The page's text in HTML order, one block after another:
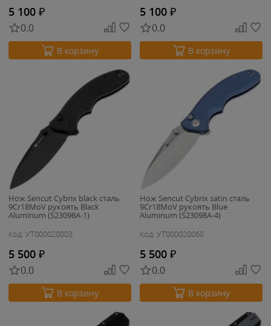
5 100 ₽
0.0
В корзину
5 100 ₽
0.0
В корзину
Нож Sencut Cybrix black сталь
9Cr18MoV рукоять Black
Aluminum (S23098A-1)
Код: УТ000020803
5 500 ₽
0.0
В корзину
Нож Sencut Cybrix satin сталь
9Cr18MoV рукоять Blue
Aluminum (S23098A-4)
Код: УТ000020068
5 500 ₽
0.0
В корзину